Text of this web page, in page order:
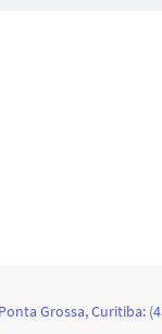
Grossa, Curitiba: